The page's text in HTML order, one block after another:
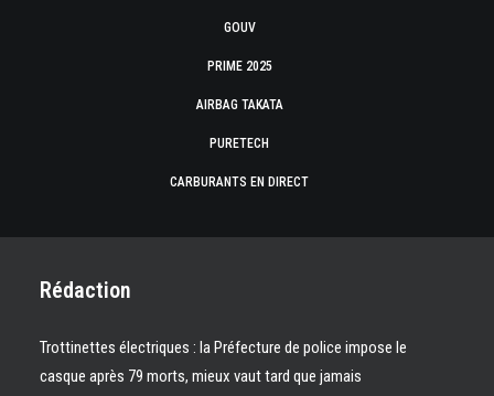
GOUV
PRIME 2025
AIRBAG TAKATA
PURETECH
CARBURANTS EN DIRECT
Rédaction
Trottinettes électriques : la Préfecture de police impose le
casque après 79 morts, mieux vaut tard que jamais